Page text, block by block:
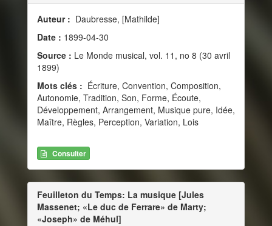
Auteur : Daubresse, [Mathilde]
Date : 1899-04-30
Source : Le Monde musical, vol. 11, no 8 (30 avril
1899)
Mots clés : Écriture, Convention, Composition,
Autonomie, Tradition, Son, Forme, Écoute,
Développement, Arrangement, Musique pure, Idée,
Maître, Règles, Perception, Variation, Lois
Consulter
Feuilleton du Temps: La musique [Jules
Massenet; «Le duc de Ferrare» de Marty;
«Joseph» de Méhul]